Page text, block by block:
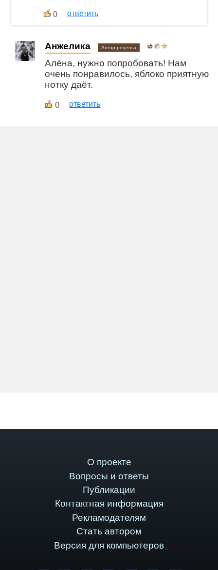
0 ответить
Анжелика Автор рецепта
Алёна, нужно попробовать! Нам
очень понравилось, яблоко приятную
нотку даёт.
0 ответить
О проекте
Вопросы и ответы
Публикации
Контактная информация
Рекламодателям
Стать автором
Версия для компьютеров